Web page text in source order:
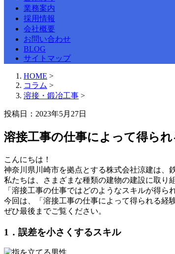
業務案内
採用情報
会社概要
お問い合わせ
BLOG
サイトマップ
HOME >
コラム >
溶接・鍛冶工事 >
投稿日：2023年5月27日
溶接工事の仕事によって得ら
こんにちは！
神奈川県川崎市を拠点とする株式会社涼建は、
私たちは、さまざまな種類の建物の建設に取り
「溶接工事の仕事ではどのようなスキルが得ら
今回は、「溶接工事の仕事によって得られる経
ぜひ最後までご覧ください。
1．誤差を小さくするスキル